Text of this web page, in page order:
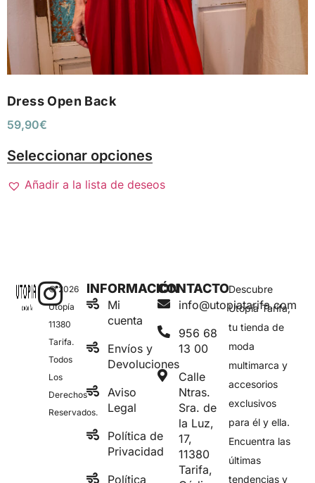
Dress Open Back
59,90€
Seleccionar opciones
Añadir a la lista de deseos
© 2026
Utopía
11380
Tarifa.
Todos
Los
Derechos
Reservados.
Descubre
Utopía Tarifa,
tu tienda de
moda
multimarca y
accesorios
exclusivos
para él y ella.
Encuentra las
últimas
tendencias y
CONTACTO
info@utopiatarifa.com
956 68
13 00
Calle
Ntras.
Sra. de
la Luz,
17,
11380
Tarifa,
INFORMACIÓN
Mi
cuenta
Envíos y
Devoluciones
Aviso
Legal
Política de
Privacidad
Política